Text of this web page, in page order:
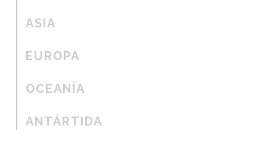
ASIA
EUROPA
OCEANÍA
ANTÁRTIDA